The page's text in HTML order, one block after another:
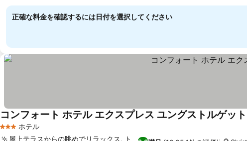
正確な料金を確認するには日付を選択してください
3 ホテルのランク
ホテル
コンフォート ホテル エクスプレス ユングストルゲット
屋上テラスからの眺めでリラックス, ト